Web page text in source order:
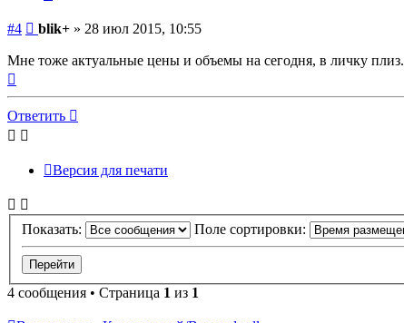
#4 Сообщение
blik+ » 28 июл 2015, 10:55
Мне тоже актуальные цены и объемы на сегодня, в личку плиз.
началу
Ответить
Версия для печати
Показать: Поле сортировки:
4 сообщения • Страница 1 из 1